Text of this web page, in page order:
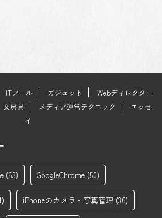
ITツール ガジェット
Webディレクター
文房具 メディア運営テクニック
エッセ
イ
(63) GoogleChrome (50)
iPhoneのカメラ・写真管理 (36)